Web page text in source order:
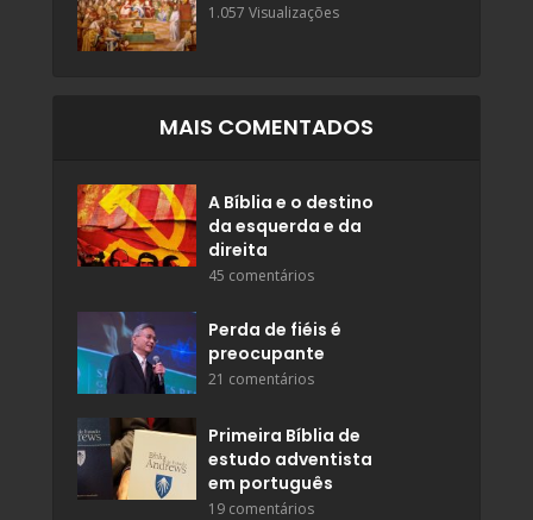
1.057 Visualizações
MAIS COMENTADOS
A Bíblia e o destino
da esquerda e da
direita
45 comentários
Perda de fiéis é
preocupante
21 comentários
Primeira Bíblia de
estudo adventista
em português
19 comentários